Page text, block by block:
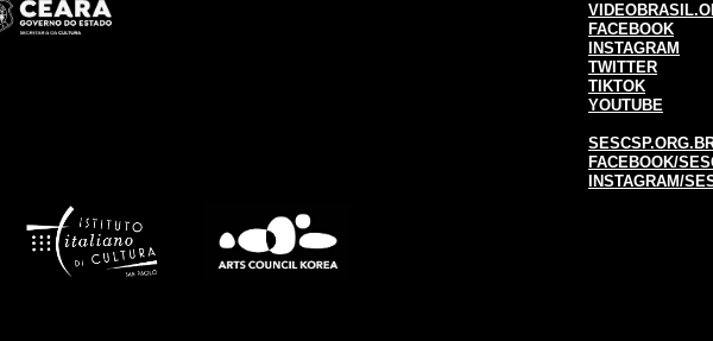
FACEBOOK
INSTAGRAM
TWITTER
TIKTOK
YOUTUBE
FACEBOOK/
INSTAGRAM/